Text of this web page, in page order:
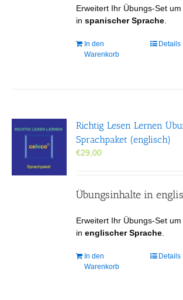
Erweitert Ihr Übungs-Set
inspanischer Sprache
In den
Warenkorb
Details
Richtig Lesen Lernen
Sprachpaket (englisch)
€29,00
Übungsinhalte in
Erweitert Ihr Übungs-Set
inenglischer Sprache
In den
Warenkorb
Details